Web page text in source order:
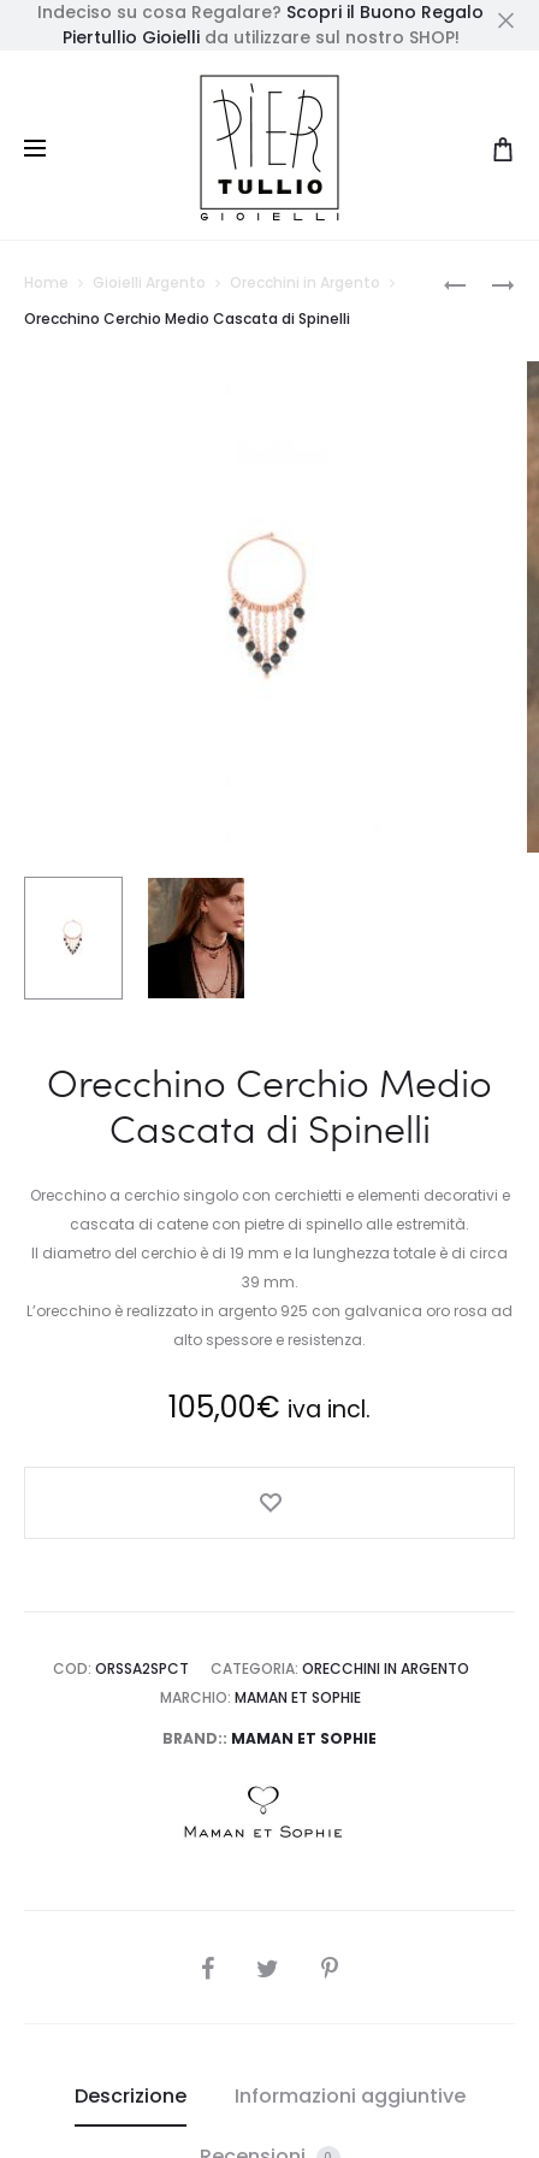
Indeciso su cosa Regalare? Scopri il Buono Regalo
Piertullio Gioiellida utilizzare sul nostro SHOP!
Home Gioielli Argento
Orecchini in Argento
Orecchino Cerchio Medio Cascata di Spinelli
Orecchino Cerchio Medio
Cascata di Spinelli
Orecchino a cerchio singolo con cerchietti e elementi decorativi e
cascata di catene con pietre di spinello alle estremità.
Il diametro del cerchio è di 19 mm e la lunghezza totale è di circa
39 mm.
L’orecchino è realizzato in argento 925 con galvanica oro rosa ad
alto spessore e resistenza.
105,00€ iva incl.
COD: ORSSA2SPCT CATEGORIA: ORECCHINI IN ARGENTO
MARCHIO: MAMAN ET SOPHIE
BRAND:: MAMAN ET SOPHIE
SHARE
Descrizione Informazioni aggiuntive